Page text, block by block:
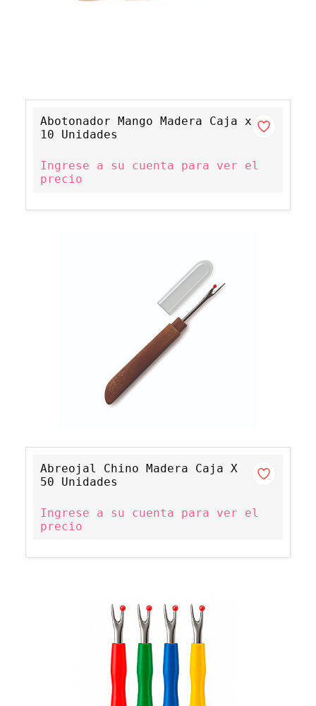
Abotonador Mango Madera Caja x
10 Unidades
Ingrese a su cuenta para ver el
precio
Abreojal Chino Madera Caja X
50 Unidades
Ingrese a su cuenta para ver el
precio